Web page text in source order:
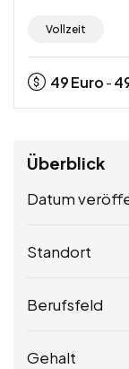
Vollzeit
49Euro -
Überblick
Datum
Standort
Berufsfeld
Gehalt